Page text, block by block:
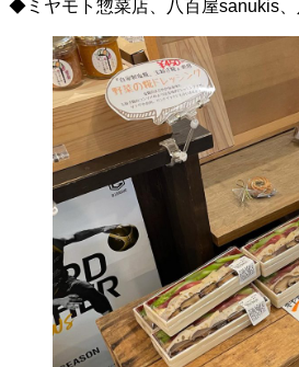
◆ミヤモト惣菜店、八百屋sanukis